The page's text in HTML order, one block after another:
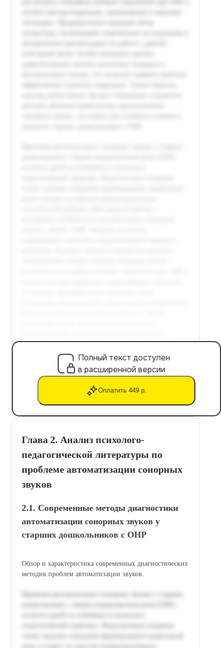
Полный текст доступен
в расширенной версии
Оплатить 449 р.
Глава 2. Анализ психолого-
педагогической литературы по
проблеме автоматизации сонорных
звуков
2.1. Современные методы диагностики
автоматизации сонорных звуков у
старших дошкольников с ОНР
Обзор и характеристика современных диагностических
методик проблем автоматизации звуков.